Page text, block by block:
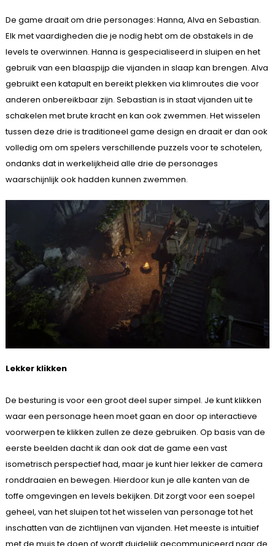
De game draait om drie personages: Hanna, Alva en Sebastian.
Elk met vaardigheden die je nodig hebt om de obstakels in de
levels te overwinnen. Hanna is gespecialiseerd in sluipen en het
gebruik van een blaaspijp die vijanden in slaap kan brengen. Alva
gebruikt een katapult en bereikt plekken via klimroutes die voor
anderen onbereikbaar zijn. Sebastian is in staat vijanden uit te
schakelen met brute kracht en kan ook zwemmen. Het wisselen
tussen deze drie is traditioneel game design en draait er dan ook
volledig om om spelers verschillende puzzels voor te schotelen,
ondanks dat in werkelijkheid alle drie de personages
waarschijnlijk ook hadden kunnen zwemmen.
Lekker klikken
De besturing is voor een groot deel super simpel. Je kunt klikken
waar een personage heen moet gaan en door op interactieve
voorwerpen te klikken zullen ze deze gebruiken. Op basis van de
eerste beelden dacht ik dan ook dat de game een vast
isometrisch perspectief had, maar je kunt hier lekker de camera
ronddraaien en bewegen. Hierdoor kun je alle kanten van de
toffe omgevingen en levels bekijken. Dit zorgt voor een soepel
geheel, van het sluipen tot het wisselen van personage tot het
inschatten van de zichtlijnen van vijanden. Het meeste is intuïtief